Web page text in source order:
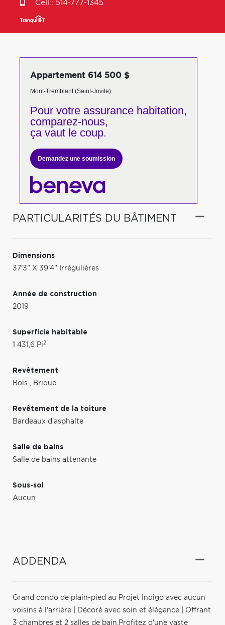
Cell.: 514-777-1345
Appartement 614 500 $
Mont-Tremblant (Saint-Jovite)
Pour votreassurance habitation,
comparez-nous,
ça vaut le coup.
Demandez une soumission
PARTICULARITÉS DU BÂTIMENT
Dimensions
37'3" X 39'4" Irrégulières
Année de construction
2019
Superficie habitable
1 431,6 Pi2
Revêtement
Bois , Brique
Revêtement de la toiture
Bardeaux d'asphalte
Salle de bains
Salle de bains attenante
Sous-sol
Aucun
ADDENDA
Grand condo de plain-pied au Projet Indigo avec aucun
voisins à l'arrière | Décoré avec soin et élégance | Offrant
3 chambres et 2 salles de bain,Profitez d'une vaste